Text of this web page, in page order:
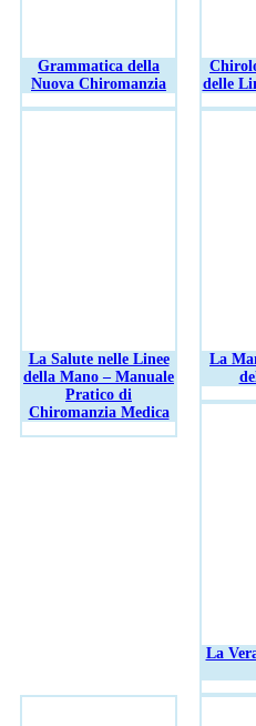
Grammatica della
Nuova Chiromanzia
delle
La Salute nelle Linee
della Mano – Manuale
Pratico di
Chiromanzia Medica
La
La